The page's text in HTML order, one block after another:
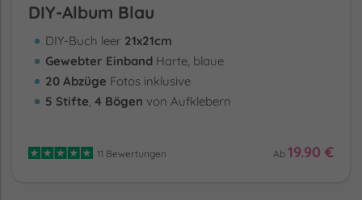
DIY-Album Blau
DIY-Buch leer 21x21cm
Gewebter Einband Harte, blaue
20 Abzüge Fotos inklusive
5 Stifte 4 Bögen von Aufklebern
11 Bewertungen Ab 19.90 €